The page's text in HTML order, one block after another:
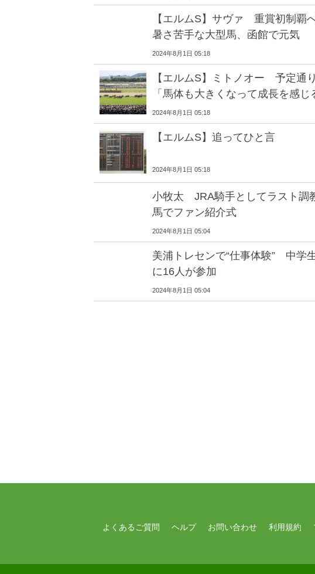
【エルムS】サヴァ 重賞初制覇
暑さ苦手な大型馬、函館で元気
2024年8月1日 05:18
【エルムS】ミトノオー 予定通
「馬体も大きくなって成長を感じ
2024年8月1日 05:18
【エルムS】追ってひと言
2024年8月1日 05:18
小牧太 JRA騎手としてラスト調
馬でファン紹介式
2024年8月1日 05:04
美浦トレセンで“仕事体験” 中学
に16人が参加
2024年8月1日 05:04
よくあるご質問 ヘルプ お問い合わせ 利用規約